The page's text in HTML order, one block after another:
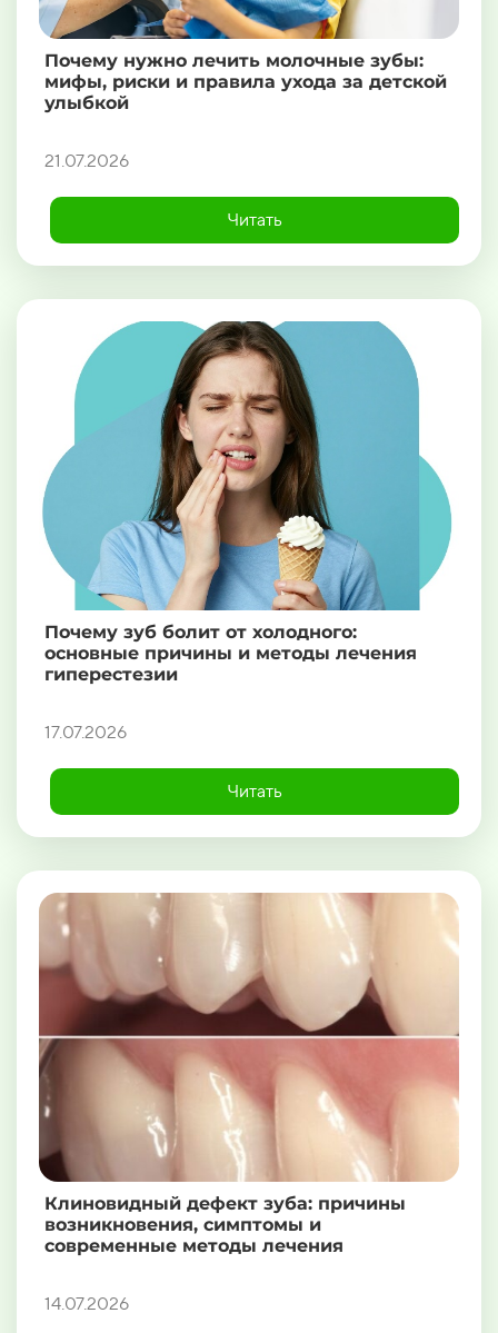
Почему нужно лечить молочные зубы:
мифы, риски и правила ухода за детской
улыбкой
21.07.2026
Читать
Почему зуб болит от холодного:
основные причины и методы лечения
гиперестезии
17.07.2026
Читать
Клиновидный дефект зуба: причины
возникновения, симптомы и
современные методы лечения
14.07.2026